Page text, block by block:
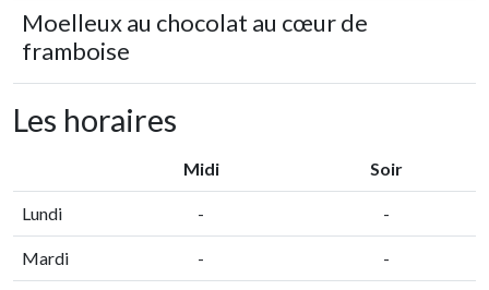
Moelleux au chocolat au cœur de
framboise
Les horaires
Midi Soir
Lundi - -
Mardi - -